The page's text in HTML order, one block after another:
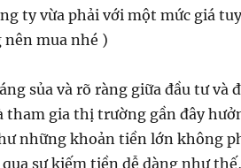
ty vừa phải với một mức giá
mua nhé )
sủa và rõ ràng giữa đầu tư và
tham gia thị trường gần đây
những khoản tiền lớn không
sự kiếm tiền dễ dàng như thế,